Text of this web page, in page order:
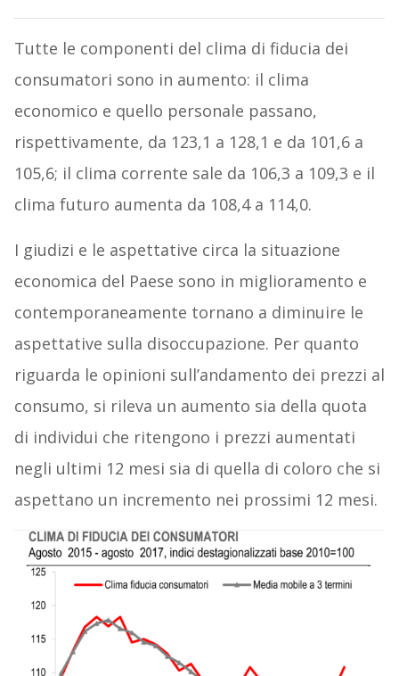
Tutte le componenti del clima di fiducia dei
consumatori sono in aumento: il clima
economico e quello personale passano,
rispettivamente, da 123,1 a 128,1 e da 101,6 a
105,6; il clima corrente sale da 106,3 a 109,3 e il
clima futuro aumenta da 108,4 a 114,0.
I giudizi e le aspettative circa la situazione
economica del Paese sono in miglioramento e
contemporaneamente tornano a diminuire le
aspettative sulla disoccupazione. Per quanto
riguarda le opinioni sull’andamento dei prezzi al
consumo, si rileva un aumento sia della quota
di individui che ritengono i prezzi aumentati
negli ultimi 12 mesi sia di quella di coloro che si
aspettano un incremento nei prossimi 12 mesi.